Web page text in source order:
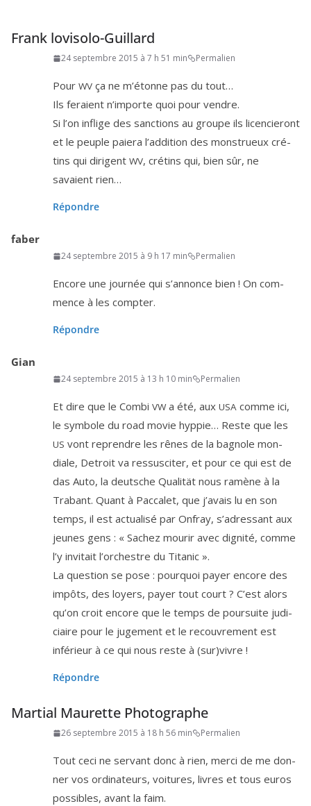
Frank lovisolo-Guillard
24 septembre 2015 à 7 h 51 min Permalien
Pour WV ça ne m’é­tonne pas du tout…
Ils feraient n’im­porte quoi pour vendre.
Si l’on inflige des sanc­tions au groupe ils licen­cie­ront
et le peuple paie­ra l’addition des mons­trueux cré­
tins qui dirigent WV, cré­tins qui, bien sûr, ne
savaient rien…
Répondre
faber
24 septembre 2015 à 9 h 17 min Permalien
Encore une jour­née qui s’an­nonce bien ! On com­
mence à les compter.
Répondre
Gian
24 septembre 2015 à 13 h 10 min Permalien
Et dire que le Combi VW a été, aux USA comme ici,
le sym­bole du road movie hyp­pie… Reste que les
US vont reprendre les rênes de la bagnole mon­
diale, Detroit va res­sus­ci­ter, et pour ce qui est de
das Auto, la deutsche Qualität nous ramène à la
Trabant. Quant à Paccalet, que j’a­vais lu en son
temps, il est actua­li­sé par Onfray, s’a­dres­sant aux
jeunes gens : « Sachez mou­rir avec digni­té, comme
l’y invi­tait l’or­chestre du Titanic ».
La ques­tion se pose : pour­quoi payer encore des
impôts, des loyers, payer tout court ? C’est alors
qu’on croit encore que le temps de pour­suite judi­
ciaire pour le juge­ment et le recou­vre­ment est
infé­rieur à ce qui nous reste à (sur)vivre !
Répondre
Martial Maurette Photographe
26 septembre 2015 à 18 h 56 min Permalien
Tout ceci ne ser­vant donc à rien, mer­ci de me don­
ner vos ordi­na­teurs, voi­tures, livres et tous euros
pos­sibles, avant la faim.